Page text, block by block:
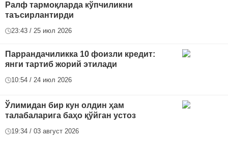
Ралф тармоқларда кўпчиликни
таъсирлантирди
23:43 / 25 июл 2026
Паррандачиликка 10 фоизли кредит:
янги тартиб жорий этилади
10:54 / 24 июл 2026
Ўлимидан бир кун олдин ҳам
талабаларига баҳо қўйган устоз
19:34 / 03 август 2026